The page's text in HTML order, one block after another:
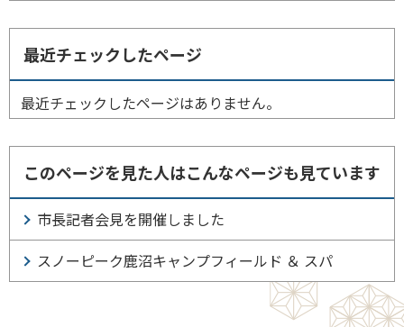
最近チェックしたページ
最近チェックしたページはありません。
このページを見た人はこんなページも見ています
市長記者会見を開催しました
スノーピーク鹿沼キャンプフィールド ＆ スパ